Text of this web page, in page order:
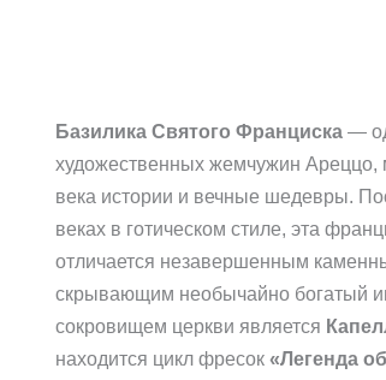
Базилика Святого Франциска —
художественных жемчужин Ареццо,
века истории и вечные шедевры.
веках в готическом стиле, эта
отличается незавершенным
скрывающим необычайно богатый
сокровищем церкви является
находится цикл фресок «Легенда